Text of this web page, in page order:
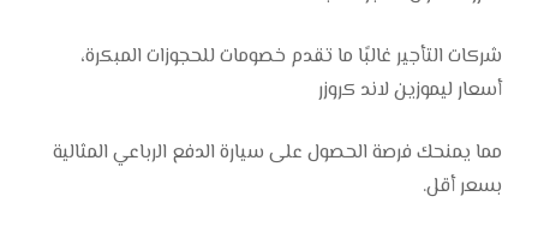
شركات التأجير غالبًا ما تقدم خصومات للحجوزات المبكرة،
أسعار ليموزين لاند كروزر
مما يمنحك فرصة الحصول على سيارة الدفع الرباعي المثالية
بسعر أقل.